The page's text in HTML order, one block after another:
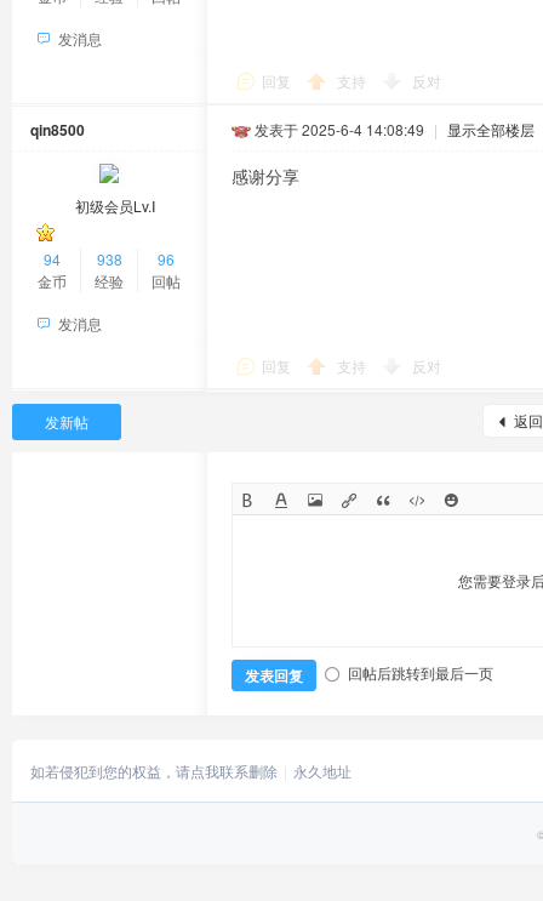
发消息
回复 支持 反对
qin8500
初级会员Lv.Ⅰ
94
金币
938
经验
96
回帖
发消息
发表于 2025-6-4 14:08:49 | 显示全部楼层
感谢分享
回复 支持 反对
返
发新帖
您需要登录
发表回复 回帖后跳转到最后一页
如若侵犯到您的权益，请点我联系删除 永久地址